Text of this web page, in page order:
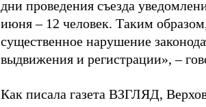
дни проведения съезда
июня – 12 человек. Таким
существенное нарушение
выдвижения и регистрации», –
Как писала газета ВЗГЛЯД,